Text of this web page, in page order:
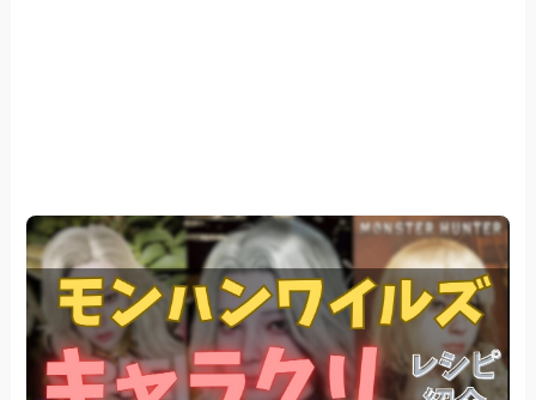
「molllモル」さま
「とらまめ」
「紫乃」さま
「にっけ」さま
「のえ」さま
【2025/02/08追記】その他Youtubeにて人気のあ